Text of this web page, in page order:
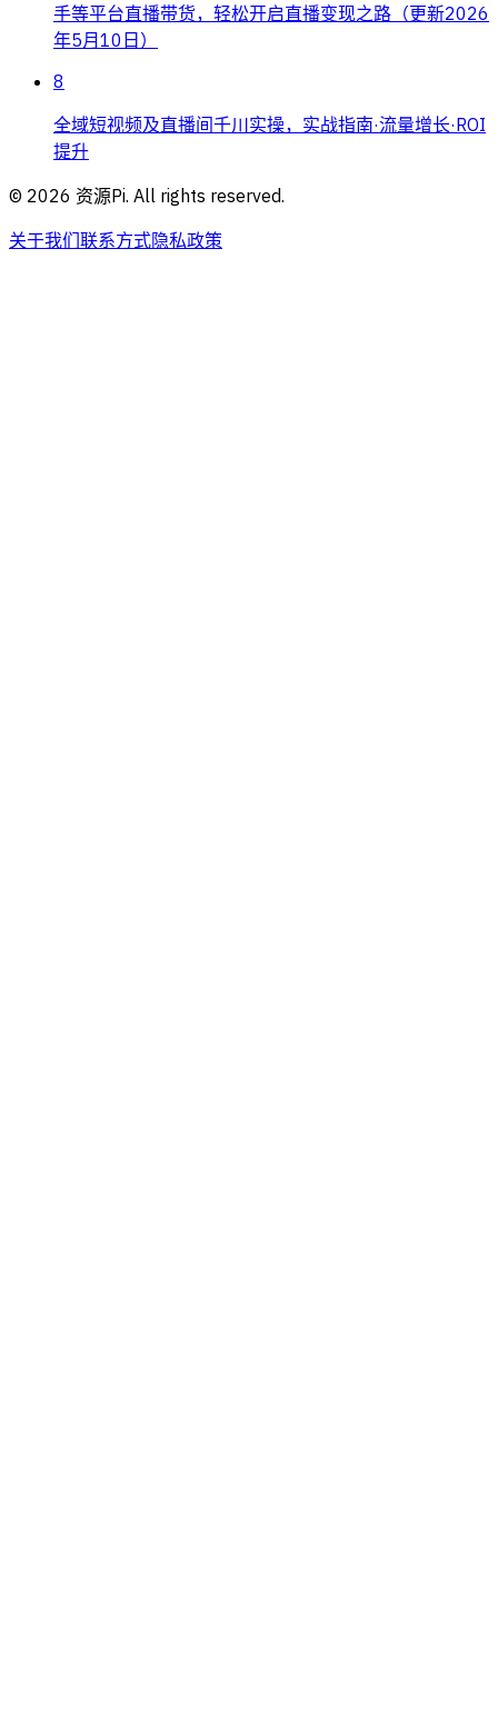
手等平台直播带货，轻松开启直播变现之路（更新2026
年5月10日）
8
全域短视频及直播间千川实操，实战指南·流量增长·ROI
提升
© 2026 资源Pi. All rights reserved.
关于我们联系方式隐私政策